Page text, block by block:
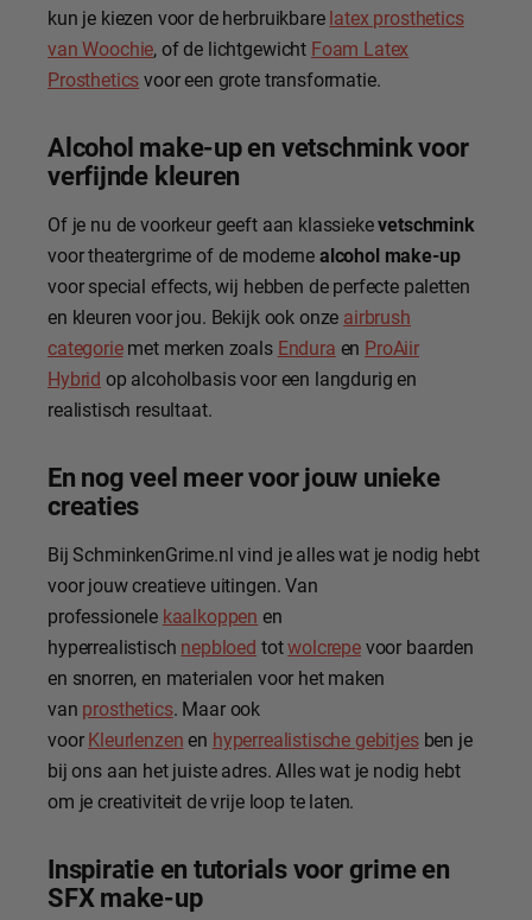
kun je kiezen voor de herbruikbarelatex prosthetics
van Woochie, of de lichtgewicht Foam Latex
Prostheticsvoor een grote transformatie.
Alcohol make-up en vetschmink voor
verfijnde kleuren
Of je nu de voorkeur geeft aan klassiekevetschmink
voor theatergrime of de modernealcohol make-up
voor special effects, wij hebben de perfecte paletten
en kleuren voor jou. Bekijk ook onze airbrush
categoriemet merken zoals Endura en ProAiir
Hybrid op alcoholbasis voor een langdurig en
realistisch resultaat.
En nog veel meer voor jouw unieke
creaties
Bij SchminkenGrime.nl vind je alles wat je nodig hebt
voor jouw creatieve uitingen. Van
professionele kaalkoppen en
hyperrealistisch nepbloed totwolcrepevoor baarden
en snorren, en materialen voor het maken
van prosthetics. Maar ook
voorKleurlenzenen hyperrealistische gebitjesben je
bij ons aan het juiste adres. Alles wat je nodig hebt
om je creativiteit de vrije loop te laten.
Inspiratie en tutorials voor grime en
SFX make-up